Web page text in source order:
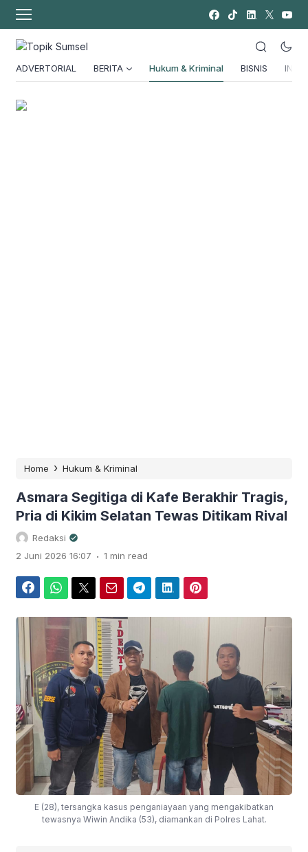
ADVERTORIAL BERITA Hukum & Kriminal BISNIS
Home › Hukum & Kriminal
Asmara Segitiga di Kafe Berakhir Tragis,
Pria di Kikim Selatan Tewas Ditikam Rival
Redaksi
2 Juni 2026 16:07 . 1 min read
E (28), tersangka kasus penganiayaan yang mengakibatkan
tewasnya Wiwin Andika (53), diamankan di Polres Lahat.